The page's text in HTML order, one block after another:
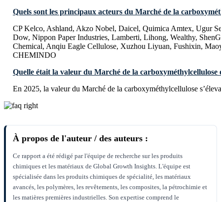
Quels sont les principaux acteurs du Marché de la
CP Kelco, Ashland, Akzo Nobel, Daicel, Quimica Amtex, Ugur
Dow, Nippon Paper Industries, Lamberti, Lihong, Wealthy,
Chemical, Anqiu Eagle Cellulose, Xuzhou Liyuan, Fushixin,
CHEMINDO
Quelle était la valeur du Marché de la carboxyméthylcellulose
En 2025, la valeur du Marché de la carboxyméthylcellulose
À propos de l'auteur / des auteurs :
Ce rapport a été rédigé par l'équipe de recherche sur les produits
chimiques et les matériaux de Global Growth Insights. L'équipe est
spécialisée dans les produits chimiques de spécialité, les matériaux
avancés, les polymères, les revêtements, les composites, la pétrochimie et
les matières premières industrielles. Son expertise comprend le